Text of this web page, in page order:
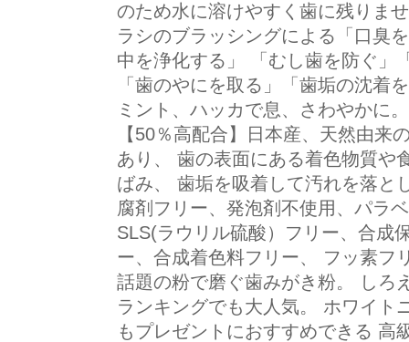
のため水に溶けやすく歯に残りま
ラシのブラッシングによる「口臭
中を浄化する」 「むし歯を防ぐ」
「歯のやにを取る」「歯垢の沈着
ミント、ハッカで息、さわやかに
【50％高配合】日本産、天然由来
あり、 歯の表面にある着色物質や
ばみ、 歯垢を吸着して汚れを落と
腐剤フリー、発泡剤不使用、パラ
SLS(ラウリル硫酸）フリー、合成
ー、合成着色料フリー、 フッ素フ
話題の粉で磨ぐ歯みがき粉。 しろ
ランキングでも大人気。 ホワイト
もプレゼントにおすすめできる